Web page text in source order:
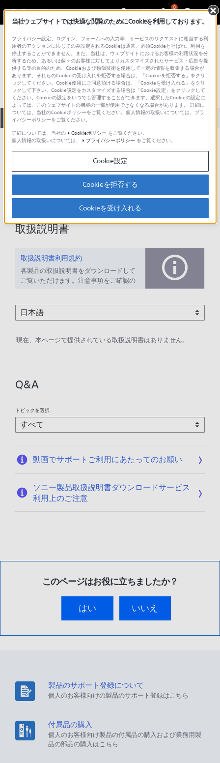
0
総合サポート・お問い合わせ プロフェッショナル／業務用
LC-1000
全て ダウンロード 取扱説明書 Q&A
ダウンロード
現在、本ページで提供されているアップデート情報はありませ
取扱説明書
取扱説明書利用規約
各製品の取扱説明書をダウンロードして
ご覧いただけます。注意事項をご確認の
現在、本ページで提供されている取扱説明書はありません。
Q&A
トピックを選択
動画でサポートご利用にあたってのお願い
ソニー製品取扱説明書ダウンロードサービス
利用上のご注意
このページはお役に立ちましたか？
はい いいえ
製品のサポート登録について
個人のお客様向けの製品のサポート登録はこちら
付属品の購入
個人のお客様向け製品の付属品の購入および業務用製
品の部品の購入はこちら
当社ウェブサイトでは快適な閲覧のためにCookieを利用しております。
プライバシー設定、ログイン、フォームへの入力等、サービスのリクエストに相当する利
用者のアクションに応じてのみ設定されるCookieは通常、必須Cookieと呼ばれ、利用を
停止することができません。また、当社は、ウェブサイトにおけるお客様の利用状況を分
析するため、あるいは個々のお客様に対してよりカスタマイズされたサービス・広告を提
供する等の目的のため、Cookieおよび類似技術を使用して一定の情報を収集する場合が
あります。それらのCookieの受け入れを拒否する場合は、「Cookieを拒否する」をクリ
ックしてください。Cookie使用にご同意頂ける場合は、「Cookieを受け入れる」をクリ
ックして下さい。Cookie設定をカスタマイズする場合は「Cookie設定」をクリックして
ください。Cookieの設定をいつでも管理することができます。選択したCookieの設定に
よっては、このウェブサイトの機能の一部が使用できなくなる場合があります。 詳細に
ついては、当社のCookieポリシーをご覧ください。個人情報の取扱いについては、プラ
イバシーポリシーをご覧ください。
詳細については、当社の
Cookieポリシー をご覧ください。
個人情報の取扱いについては、
プライバシーポリシー をご覧ください。
Cookie設定
Cookieを拒否する
Cookieを受け入れる